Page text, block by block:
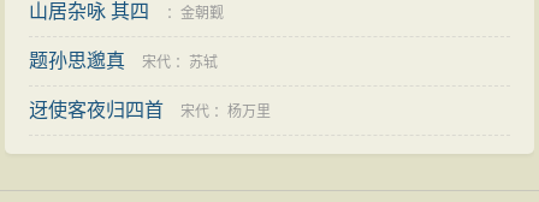
山居杂咏 其四 ：金朝觐
题孙思邈真 宋代 ： 苏轼
迓使客夜归四首 宋代 ：杨万里